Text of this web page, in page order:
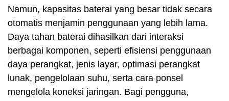
Namun, kapasitas baterai yang besar tidak secara
otomatis menjamin penggunaan yang lebih lama.
Daya tahan baterai dihasilkan dari interaksi
berbagai komponen, seperti efisiensi penggunaan
daya perangkat, jenis layar, optimasi perangkat
lunak, pengelolaan suhu, serta cara ponsel
mengelola koneksi jaringan. Bagi pengguna,